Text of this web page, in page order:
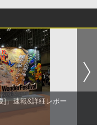
]」速報&詳細レポー